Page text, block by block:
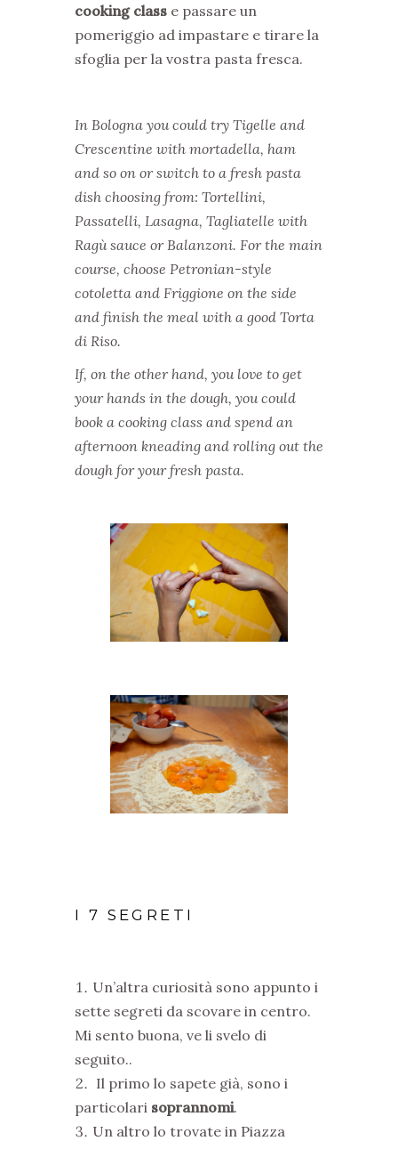
cooking class e passare un
pomeriggio ad impastare e tirare la
sfoglia per la vostra pasta fresca.
In Bologna you could try Tigelle and
Crescentine with mortadella, ham
and so on or switch to a fresh pasta
dish choosing from: Tortellini,
Passatelli, Lasagna, Tagliatelle with
Ragù sauce or Balanzoni. For the main
course, choose Petronian-style
cotoletta and Friggione on the side
and finish the meal with a good Torta
di Riso.
If, on the other hand, you love to get
your hands in the dough, you could
book a cooking class and spend an
afternoon kneading and rolling out the
dough for your fresh pasta.
I 7 SEGRETI
Un’altra curiosità sono appunto i
sette segreti da scovare in centro.
Mi sento buona, ve li svelo di
seguito..
Il primo lo sapete già, sono i
particolari soprannomi.
Un altro lo trovate in Piazza